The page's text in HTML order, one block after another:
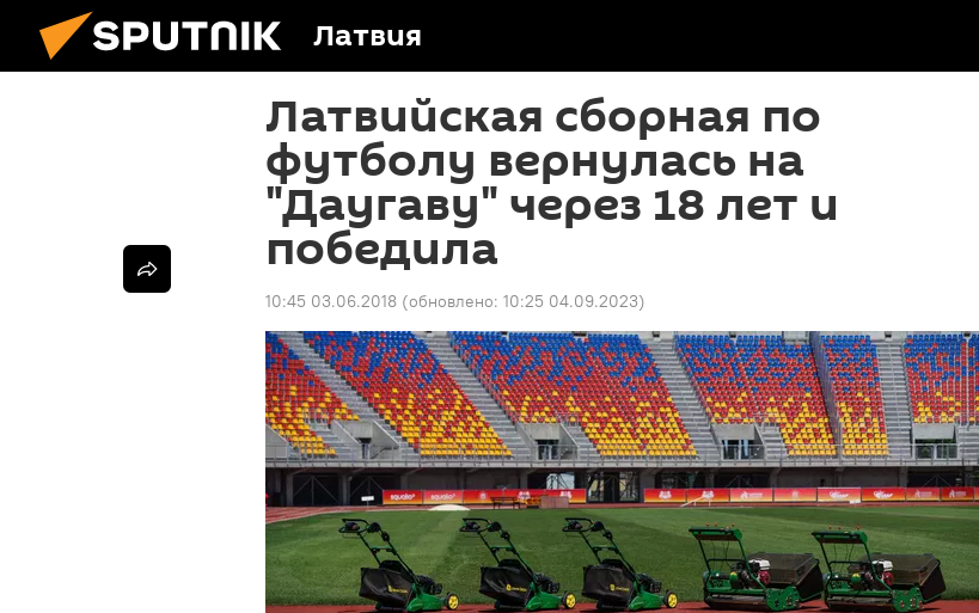
Латвия
Латвийская сборная по
футболу вернулась на
"Даугаву" через 18 лет и
победила
10:45 03.06.2018 (обновлено: 10:25 04.09.2023)